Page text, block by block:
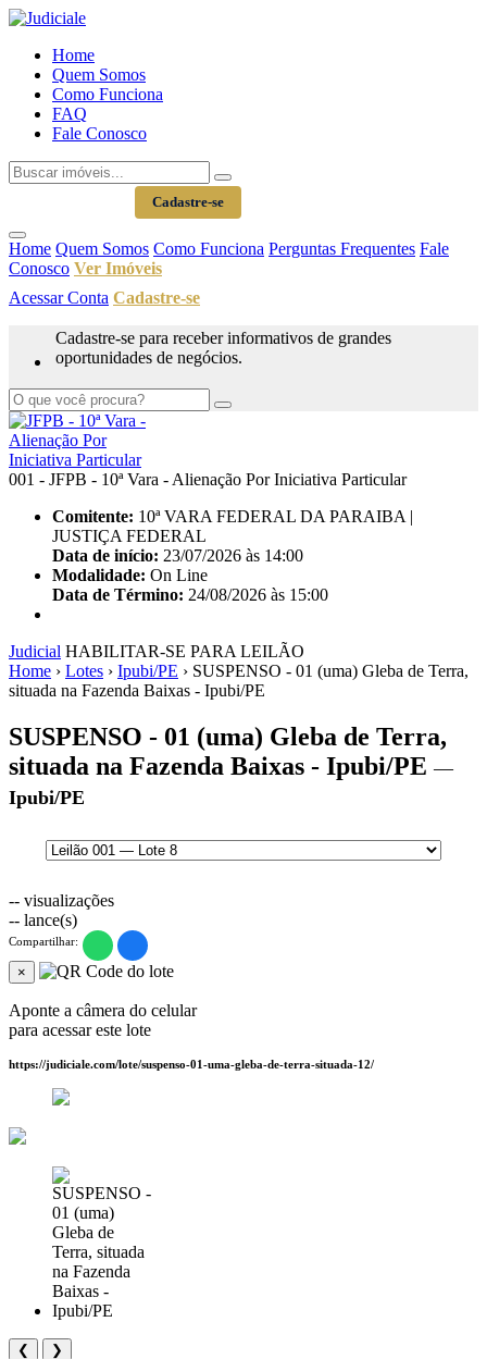
Home
Quem Somos
Como Funciona
FAQ
Fale Conosco
Cadastre-se
Home Quem Somos Como Funciona Perguntas Frequentes Fale
Conosco Ver Imóveis
Acessar Conta Cadastre-se
Cadastre-se para receber informativos de grandes
oportunidades de negócios.
001 - JFPB - 10ª Vara - Alienação Por Iniciativa Particular
Comitente: 10ª VARA FEDERAL DA PARAIBA |
JUSTIÇA FEDERAL
Data de início: 23/07/2026 às 14:00
Modalidade: On Line
Data de Término: 24/08/2026 às 15:00
Judicial HABILITAR-SE PARA LEILÃO
Home › Lotes › Ipubi/PE › SUSPENSO - 01 (uma) Gleba de Terra,
situada na Fazenda Baixas - Ipubi/PE
SUSPENSO - 01 (uma) Gleba de Terra,
situada na Fazenda Baixas - Ipubi/PE —
Ipubi/PE
-- visualizações
-- lance(s)
Compartilhar:
×
Aponte a câmera do celular
para acessar este lote
https://judiciale.com/lote/suspenso-01-uma-gleba-de-terra-situada-12/
❮ ❯